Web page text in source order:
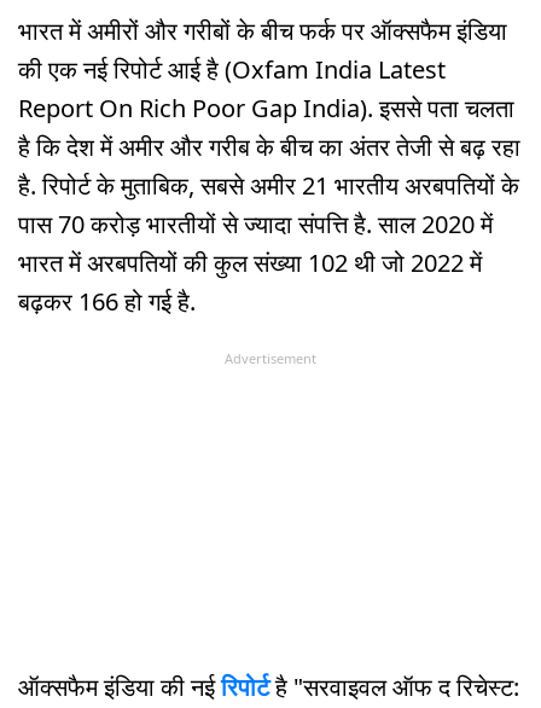
भारत में अमीरों और गरीबों के बीच फर्क पर ऑक्सफैम इंडिया
की एक नई रिपोर्ट आई है (Oxfam India Latest
Report On Rich Poor Gap India). इससे पता चलता
है कि देश में अमीर और गरीब के बीच का अंतर तेजी से बढ़ रहा
है. रिपोर्ट के मुताबिक, सबसे अमीर 21 भारतीय अरबपतियों के
पास 70 करोड़ भारतीयों से ज्यादा संपत्ति है. साल 2020 में
भारत में अरबपतियों की कुल संख्या 102 थी जो 2022 में
बढ़कर 166 हो गई है.
Advertisement
ऑक्सफैम इंडिया की नईरिपोर्टहै "सरवाइवल ऑफ द रिचेस्ट: